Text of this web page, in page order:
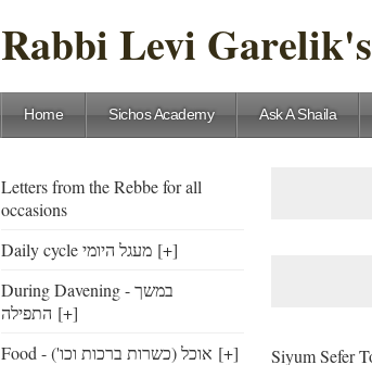
Rabbi Levi Garelik's
Home Sichos Academy Ask A Shaila
Letters from the Rebbe for all
occasions
Daily cycle מעגל היומי [+]
During Davening - במשך
התפילה [+]
Food - ('אוכל (כשרות ברכות וכו [+]